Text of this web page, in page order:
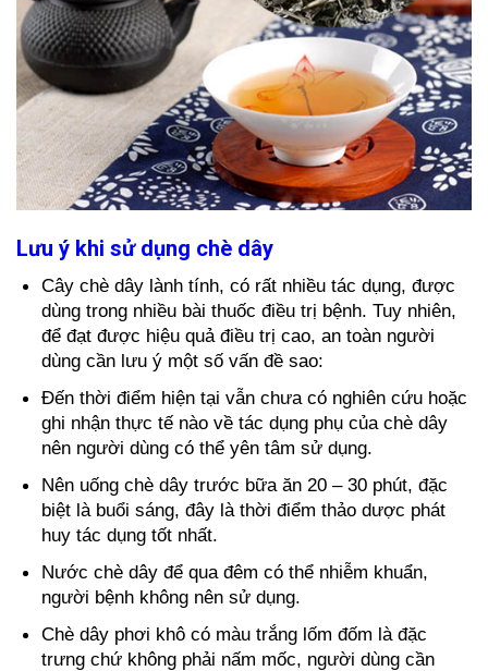
Lưu ý khi sử dụng chè dây
Cây chè dây lành tính, có rất nhiều tác dụng, được
dùng trong nhiều bài thuốc điều trị bệnh. Tuy nhiên,
để đạt được hiệu quả điều trị cao, an toàn người
dùng cần lưu ý một số vấn đề sao:
Đến thời điểm hiện tại vẫn chưa có nghiên cứu hoặc
ghi nhận thực tế nào về tác dụng phụ của chè dây
nên người dùng có thể yên tâm sử dụng.
Nên uống chè dây trước bữa ăn 20 – 30 phút, đặc
biệt là buổi sáng, đây là thời điểm thảo dược phát
huy tác dụng tốt nhất.
Nước chè dây để qua đêm có thể nhiễm khuẩn,
người bệnh không nên sử dụng.
Chè dây phơi khô có màu trắng lốm đốm là đặc
trưng chứ không phải nấm mốc, người dùng cần